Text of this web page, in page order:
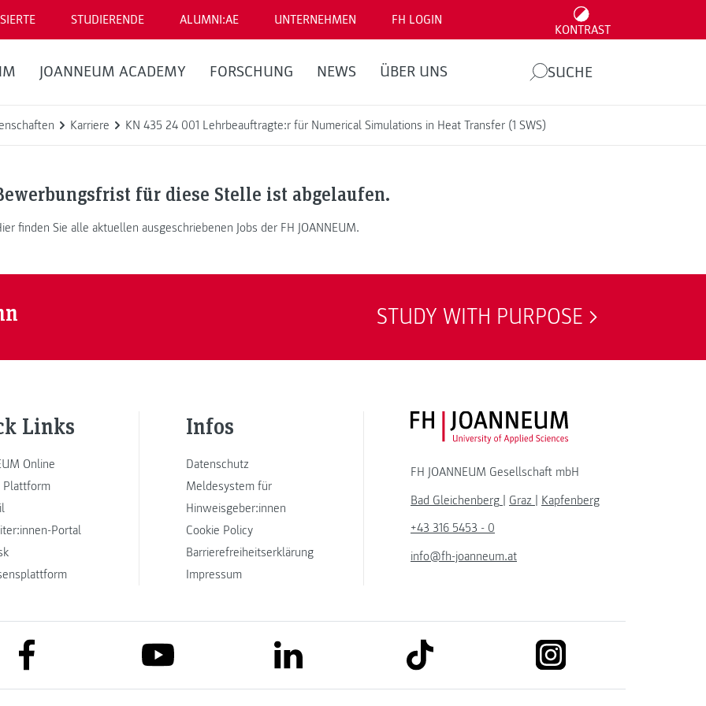
STUDIERENDE ALUMNI:AE UNTERNEHMEN FH LOGIN
KONTRAST
JOANNEUM ACADEMY FORSCHUNG NEWS ÜBER UNS SUCHE
Karriere KN 435 24 001 Lehrbeauftragte:r für Numerical Simulations in Heat Transfer (1 SWS)
für diese Stelle ist abgelaufen.
finden Sie alle aktuellen ausgeschriebenen Jobs der FH JOANNEUM.
STUDY WITH PURPOSE
Links
Online
Portal
Infos
Datenschutz
Meldesystem für
Hinweisgeber:innen
Cookie Policy
Barrierefreiheitserklärung
Impressum
FH JOANNEUM Logo
FH JOANNEUM Gesellschaft mbH
Bad Gleichenberg | Graz | Kapfenberg
+43 316 5453 - 0
info@fh-joanneum.at
link to facebook link to youtube link to linkedin link to tiktok